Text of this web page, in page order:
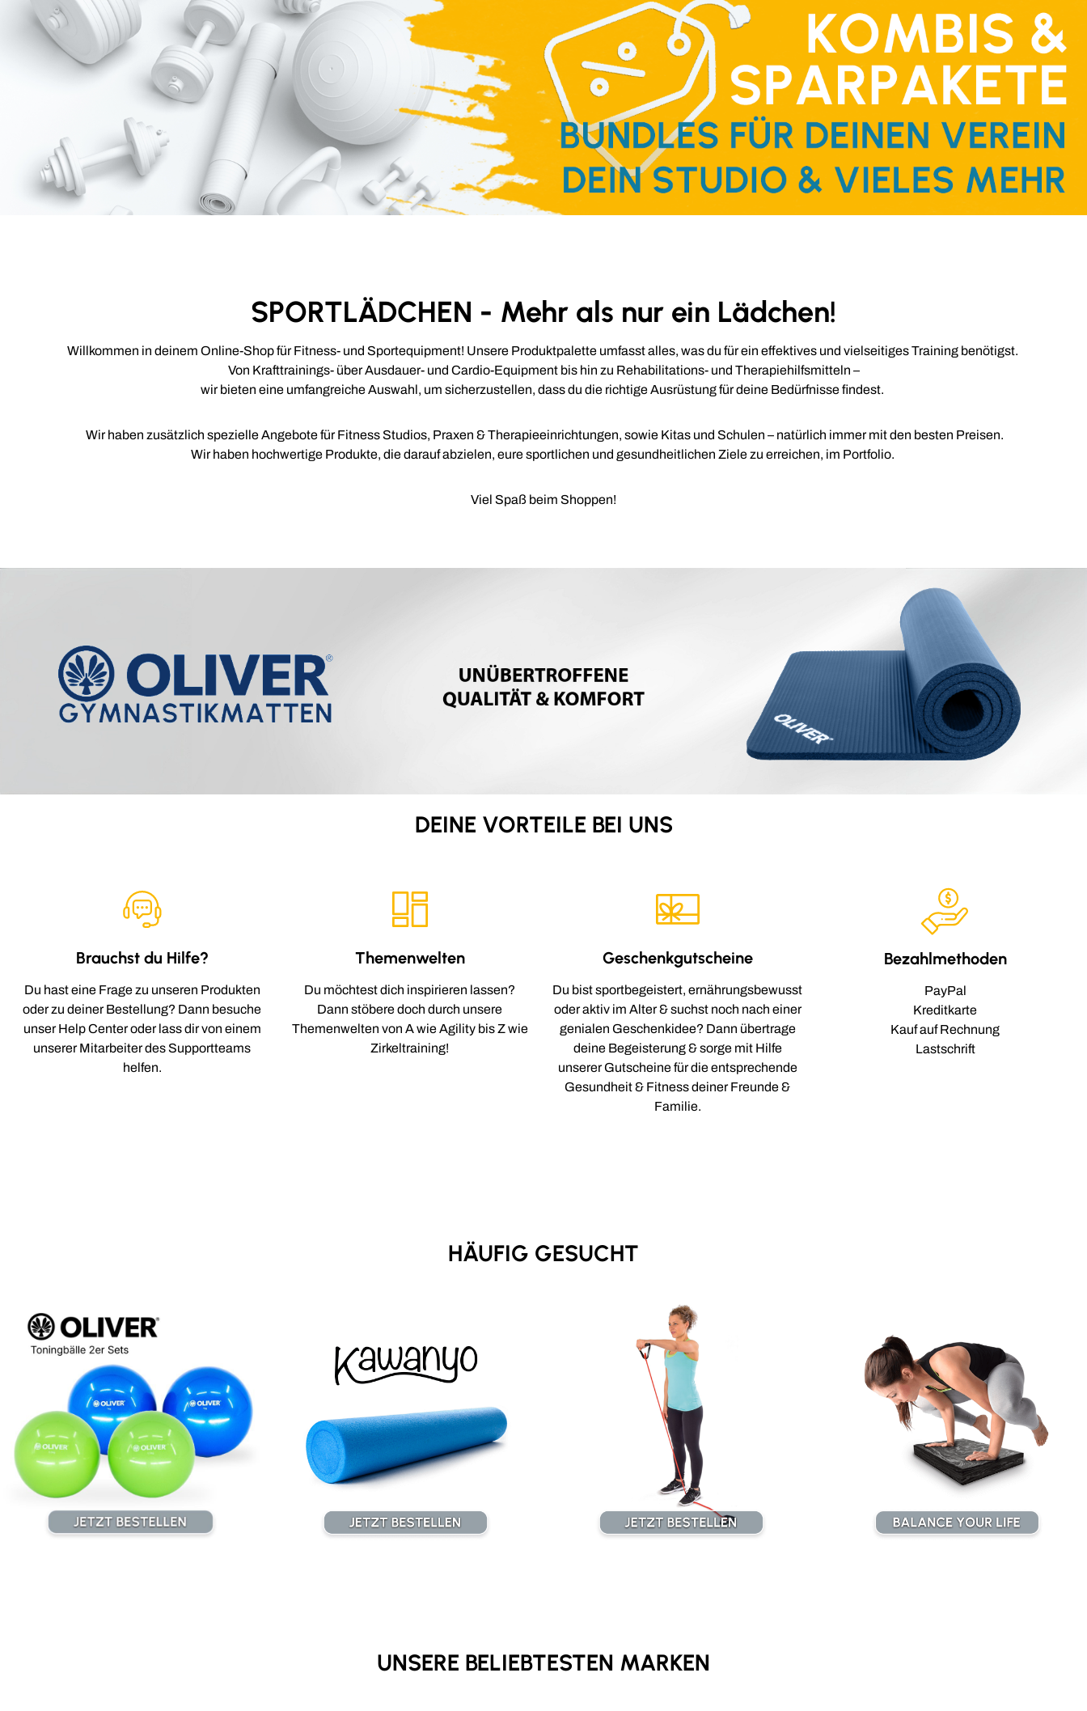
SPORTLÄDCHEN - Mehr als nur ein Lädchen!
Willkommen in deinem Online-Shop für Fitness- und Sportequipment! Unsere Produktpalette umfasst alles, was du für ein effektives und vielseitiges Training benötigst.
Von Krafttrainings- über Ausdauer- und Cardio-Equipment bis hin zu Rehabilitations- und Therapiehilfsmitteln –
wir bieten eine umfangreiche Auswahl, um sicherzustellen, dass du die richtige Ausrüstung für deine Bedürfnisse findest.
Wir haben zusätzlich spezielle Angebote für Fitness Studios, Praxen & Therapieeinrichtungen, sowie Kitas und Schulen – natürlich immer mit den besten Preisen.
Wir haben hochwertige Produkte, die darauf abzielen, eure sportlichen und gesundheitlichen Ziele zu erreichen, im Portfolio.
Viel Spaß beim Shoppen!
DEINE VORTEILE BEI UNS
Brauchst du Hilfe?
Du hast eine Frage zu unseren Produkten
oder zu deiner Bestellung? Dann besuche
unser Help Center oder lass dir von einem
unserer Mitarbeiter des Supportteams
helfen.
Themenwelten
Du möchtest dich inspirieren lassen?
Dann stöbere doch durch unsere
Themenwelten von A wie Agility bis Z wie
Zirkeltraining!
Geschenkgutscheine
Du bist sportbegeistert, ernährungsbewusst
oder aktiv im Alter & suchst noch nach einer
genialen Geschenkidee? Dann übertrage
deine Begeisterung & sorge mit Hilfe
unserer Gutscheine für die entsprechende
Gesundheit & Fitness deiner Freunde &
Familie.
Bezahlmethoden
PayPal
Kreditkarte
Kauf auf Rechnung
Lastschrift
HÄUFIG GESUCHT
UNSERE BELIEBTESTEN MARKEN